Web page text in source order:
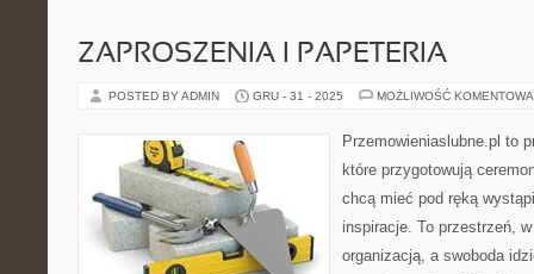
ZAPROSZENIA I PAPETERIA
POSTED BY ADMIN GRU - 31 - 2025 MOŻLIWOŚĆ
Przemowieniaslubne.pl to
które przygotowują
chcą mieć pod ręką
inspiracje. To przestrzeń,
organizacją, a swoboda